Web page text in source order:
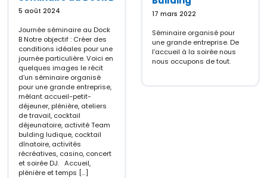
5 août 2024
Journée séminaire au Dock
B Notre objectif : Créer des
conditions idéales pour une
journée particulière. Voici en
quelques images le récit
d’un séminaire organisé
pour une grande entreprise,
mêlant accueil-petit-
déjeuner, plénière, ateliers
de travail, cocktail
déjeunatoire, activité Team
bulding ludique, cocktail
dînatoire, activités
récréatives, casino, concert
et soirée DJ. Accueil,
plénière et temps […]
17 mars 2022
Séminaire organisé pour
une grande entreprise. De
l’accueil à la soirée nous
nous occupons de tout.